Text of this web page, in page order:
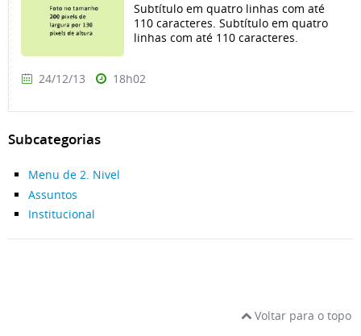
Subtítulo em quatro linhas com até
110 caracteres. Subtítulo em quatro
linhas com até 110 caracteres.
24/12/13 18h02
Subcategorias
Menu de 2. Nivel
Assuntos
Institucional
Voltar para o topo